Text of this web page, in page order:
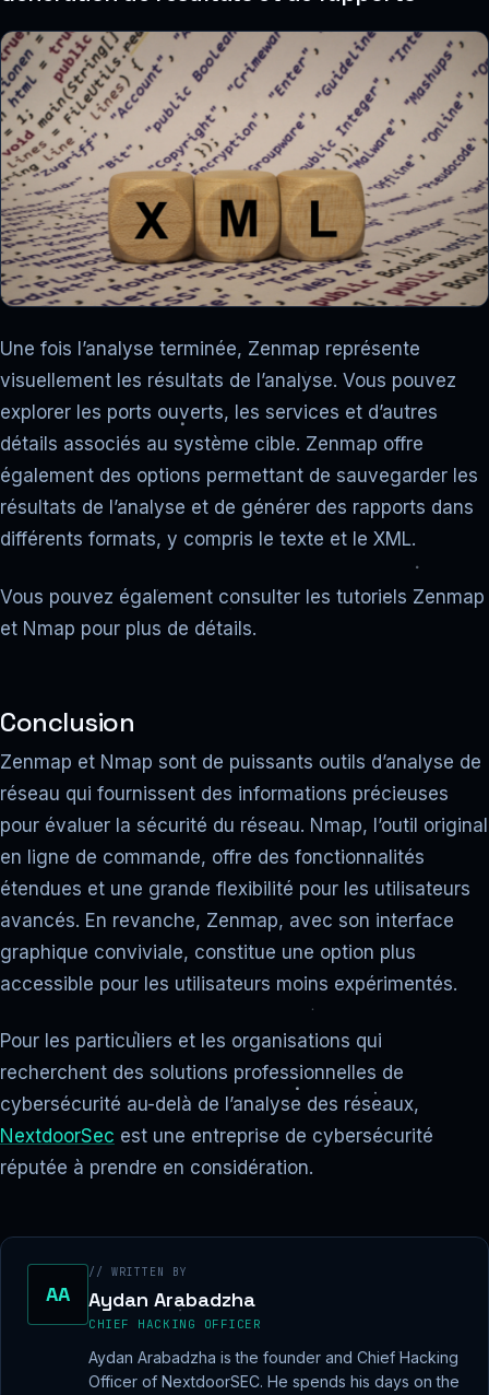
Une fois l’analyse terminée, Zenmap représente
visuellement les résultats de l’analyse. Vous pouvez
explorer les ports ouverts, les services et d’autres
détails associés au système cible. Zenmap offre
également des options permettant de sauvegarder les
résultats de l’analyse et de générer des rapports dans
différents formats, y compris le texte et le XML.
Vous pouvez également consulter les tutoriels Zenmap
et Nmap pour plus de détails.
Conclusion
Zenmap et Nmap sont de puissants outils d’analyse de
réseau qui fournissent des informations précieuses
pour évaluer la sécurité du réseau. Nmap, l’outil original
en ligne de commande, offre des fonctionnalités
étendues et une grande flexibilité pour les utilisateurs
avancés. En revanche, Zenmap, avec son interface
graphique conviviale, constitue une option plus
accessible pour les utilisateurs moins expérimentés.
Pour les particuliers et les organisations qui
recherchent des solutions professionnelles de
cybersécurité au-delà de l’analyse des réseaux,
NextdoorSec est une entreprise de cybersécurité
réputée à prendre en considération.
AA
// WRITTEN BY
Aydan Arabadzha
CHIEF HACKING OFFICER
Aydan Arabadzha is the founder and Chief Hacking
Officer of NextdoorSEC. He spends his days on the